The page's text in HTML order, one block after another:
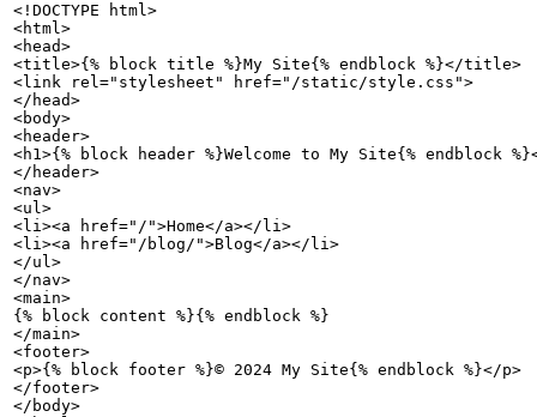
<!DOCTYPE html>
<html>
<head>
<title>{% block title %}My Site{% endblock %}</title>
<link rel="stylesheet" href="/static/style.css">
</head>
<body>
<header>
<h1>{% block header %}Welcome to My Site{% endblock
</header>
<nav>
<ul>
<li><a href="/">Home</a></li>
<li><a href="/blog/">Blog</a></li>
</ul>
</nav>
<main>
{% block content %}{% endblock %}
</main>
<footer>
<p>{% block footer %}© 2024 My Site{% endblock %}</p>
</footer>
</body>